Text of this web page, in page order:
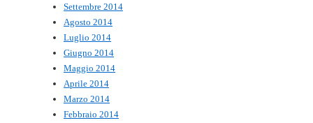
Settembre 2014
Agosto 2014
Luglio 2014
Giugno 2014
Maggio 2014
Aprile 2014
Marzo 2014
Febbraio 2014